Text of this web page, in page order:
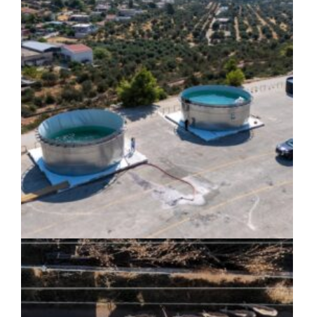
Ο Δούκας για έργα, καθαριότητα και τη
μάχη των επόμενων εκλογών: «Η καλύτερη
μου να κατέβει ο Μπακογιάννης»
ΚΟΙΝΩΝΙΑ | 07/08/2026 · 17:08
HYMETTUS WATER GRID: «Έξυπνο»
δίκτυο προστασίας των υδατοδεξαμενών
στον Υμηττό